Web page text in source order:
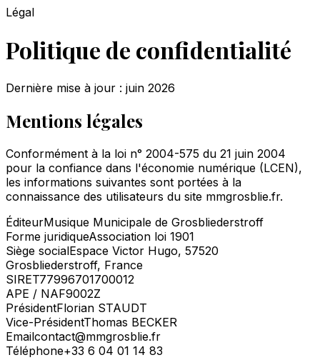
Légal
Politique de confidentialité
Dernière mise à jour : juin 2026
Mentions légales
Conformément à la loi n° 2004-575 du 21 juin 2004
pour la confiance dans l'économie numérique (LCEN),
les informations suivantes sont portées à la
connaissance des utilisateurs du site mmgrosblie.fr.
ÉditeurMusique Municipale de Grosbliederstroff
Forme juridiqueAssociation loi 1901
Siège socialEspace Victor Hugo, 57520
Grosbliederstroff, France
SIRET77996701700012
APE / NAF9002Z
PrésidentFlorian STAUDT
Vice-PrésidentThomas BECKER
Emailcontact@mmgrosblie.fr
Téléphone+33 6 04 01 14 83